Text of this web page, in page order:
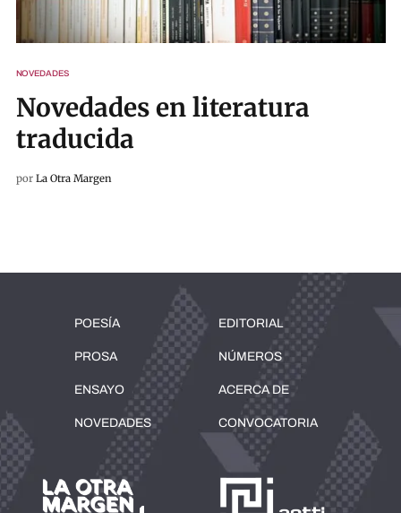
NOVEDADES
Novedades en literatura
traducida
por La Otra Margen
POESÍA
PROSA
ENSAYO
NOVEDADES
EDITORIAL
NÚMEROS
ACERCA DE
CONVOCATORIA